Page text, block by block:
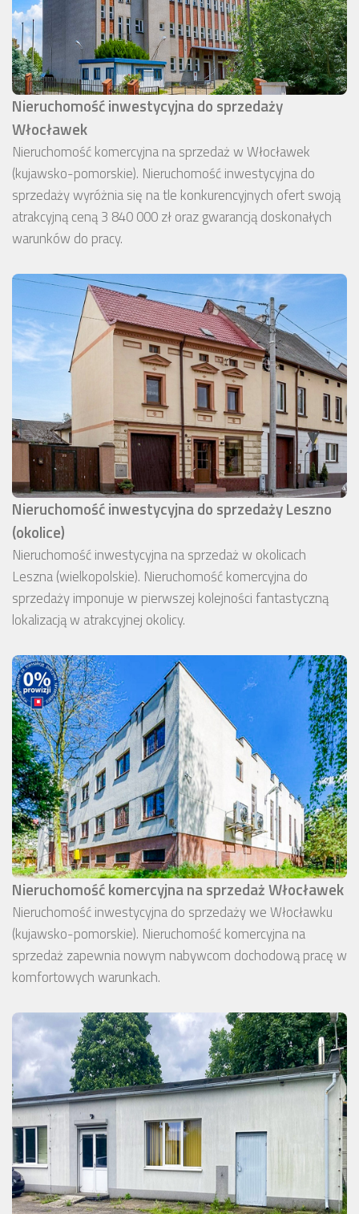
Nieruchomość inwestycyjna do sprzedaży
Włocławek
Nieruchomość komercyjna na sprzedaż w Włocławek
(kujawsko-pomorskie). Nieruchomość inwestycyjna do
sprzedaży wyróżnia się na tle konkurencyjnych ofert swoją
atrakcyjną ceną 3 840 000 zł oraz gwarancją doskonałych
warunków do pracy.
Nieruchomość inwestycyjna do sprzedaży Leszno
(okolice)
Nieruchomość inwestycyjna na sprzedaż w okolicach
Leszna (wielkopolskie). Nieruchomość komercyjna do
sprzedaży imponuje w pierwszej kolejności fantastyczną
lokalizacją w atrakcyjnej okolicy.
Nieruchomość komercyjna na sprzedaż Włocławek
Nieruchomość inwestycyjna do sprzedaży we Włocławku
(kujawsko-pomorskie). Nieruchomość komercyjna na
sprzedaż zapewnia nowym nabywcom dochodową pracę w
komfortowych warunkach.